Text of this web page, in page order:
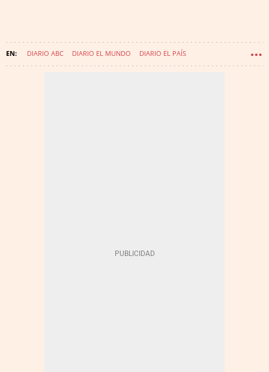
DIARIO ABC DIARIO EL MUNDO DIARIO EL PAÍS